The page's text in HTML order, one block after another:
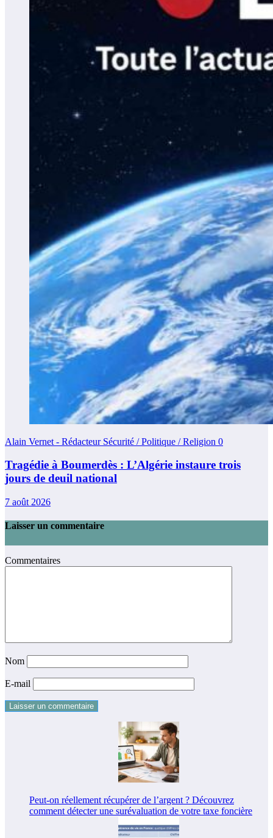
Alain Vernet - Rédacteur Sécurité / Politique / Religion 0
Tragédie à Boumerdès : L’Algérie instaure trois
jours de deuil national
7 août 2026
Laisser un commentaire
Commentaires
Nom
E-mail
Peut-on réellement récupérer de l’argent ? Découvrez
comment détecter une surévaluation de votre taxe foncière